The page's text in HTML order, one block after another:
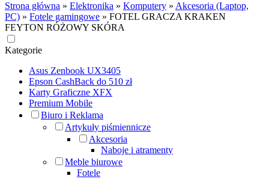
Strona główna » Elektronika » Komputery » Akcesoria (Laptop,
PC) » Fotele gamingowe » FOTEL GRACZA KRAKEN
FEYTON RÓŻOWY SKÓRA
Kategorie
Asus Zenbook UX3405
Epson CashBack do 510 zł
Karty Graficzne XFX
Premium Mobile
Biuro i Reklama
Artykuły piśmiennicze
Akcesoria
Naboje i atramenty
Meble biurowe
Fotele